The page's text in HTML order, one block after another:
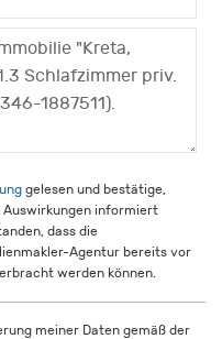
gelesen und bestätige,
informiert
dass die
Agentur bereits vor
werden können.
meiner Daten gemäß der